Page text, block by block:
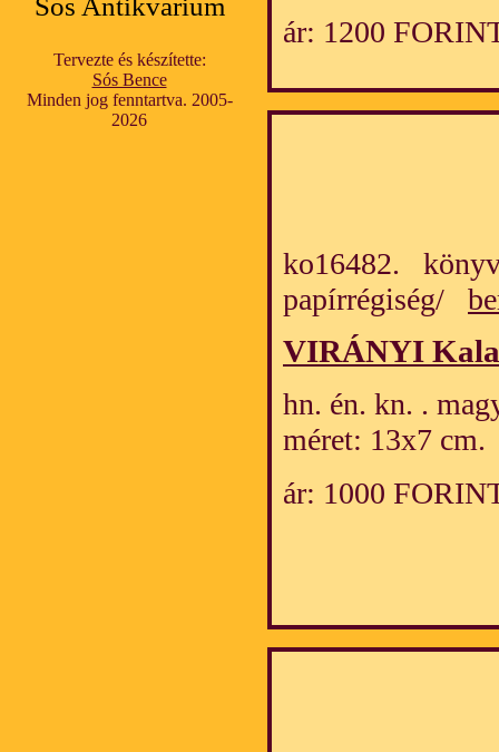
Tervezte és készítette:
Sós Bence
Minden jog fenntartva. 2005-
2026
ár: 1200
ko16482.
papírrégiség/
VIRÁNYI
hn. én. kn. .
méret: 13x7 cm.
ár: 1000